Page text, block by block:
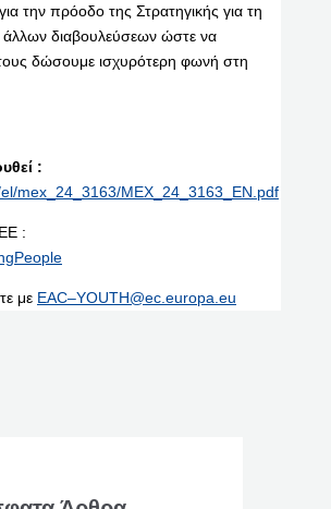
την πρόοδο της Στρατηγικής για τη
διαβουλεύσεων ώστε να
δώσουμε ισχυρότερη φωνή στη
:
mex_24_3163/MEX_24_3163_EN.pdf
:
με EAC–YOUTH@ec europa eu